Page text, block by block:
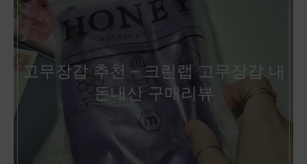
고무장갑 추천 – 크린랩 고무장갑 내
돈내산 구매리뷰